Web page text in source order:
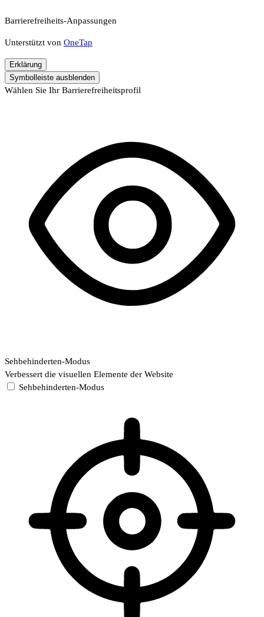
Barrierefreiheits-Anpassungen
Unterstützt von OneTap
Erklärung
Symbolleiste ausblenden
Wählen Sie Ihr Barrierefreiheitsprofil
Sehbehinderten-Modus
Verbessert die visuellen Elemente der Website
Sehbehinderten-Modus